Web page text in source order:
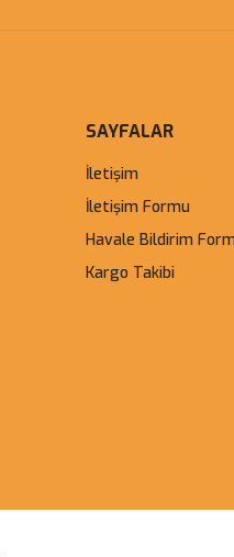
SAYFALAR
İletişim
İletişim Formu
Havale Bildirim
Kargo Takibi